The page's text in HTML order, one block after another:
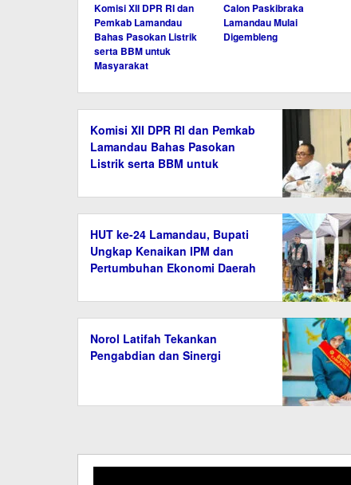
Komisi XII DPR RI dan
Pemkab Lamandau
Bahas Pasokan Listrik
serta BBM untuk
Masyarakat
Calon Paskibraka
Lamandau Mulai
Digembleng
Komisi XII DPR RI dan Pemkab
Lamandau Bahas Pasokan
Listrik serta BBM untuk
HUT ke-24 Lamandau, Bupati
Ungkap Kenaikan IPM dan
Pertumbuhan Ekonomi Daerah
Norol Latifah Tekankan
Pengabdian dan Sinergi